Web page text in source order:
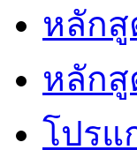
หลักสู
หลักสู
โปรแ